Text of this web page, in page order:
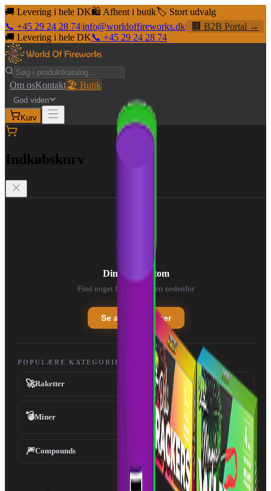
🚚 Levering i hele DK🛍️ Afhent i butik🏷️ Stort udvalg
📞 +45 29 24 28 74|info@worldoffireworks.dk|
🏢 B2B Portal →
🚚 Levering i hele DK📞 +45 29 24 28 74
Om osKontakt🏖️ Butik
God viden
Kurv
Indkøbskurv
Din kurv er tom
Find noget fedt fyrværkeri nedenfor
Se alle produkter
POPULÆRE KATEGORIER
🚀Raketter 💥Batterier
💣Miner Fontæner
🎆Compounds Tilbehør